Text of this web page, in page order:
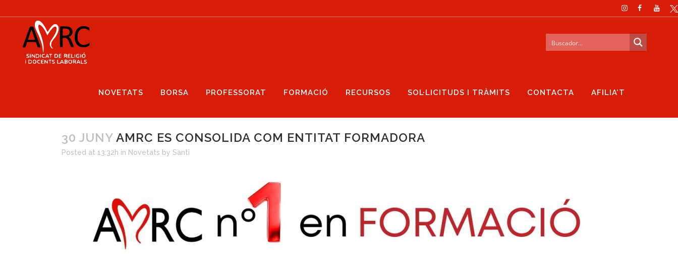
NOVETATS BORSA PROFESSORAT FORMACIÓ RECURSOS SOL·LICITUDS I TRÀMITS CONTACTA AFILIA’T
30 JUNY AMRC ES CONSOLIDA COM ENTITAT FORMADORA
Posted at 13:32h in Novetats by Santi